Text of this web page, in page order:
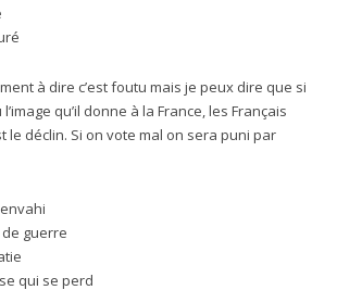
à dire c’est foutu mais je peux dire que si
qu’il donne à la France, les Français
le déclin. Si on vote mal on sera puni par
guerre
qui se perd